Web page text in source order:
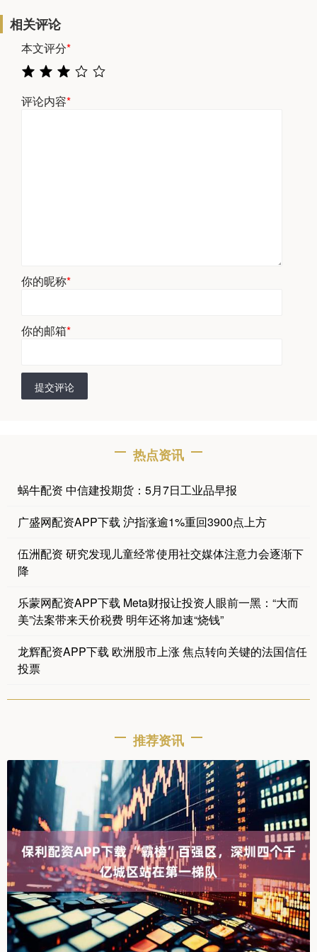
相关评论
本文评分*
评论内容*
你的昵称*
你的邮箱*
提交评论
热点资讯
蜗牛配资 中信建投期货：5月7日工业品早报
广盛网配资APP下载 沪指涨逾1%重回3900点上方
伍洲配资 研究发现儿童经常使用社交媒体注意力会逐渐下
降
乐蒙网配资APP下载 Meta财报让投资人眼前一黑：“大而
美”法案带来天价税费 明年还将加速“烧钱”
龙辉配资APP下载 欧洲股市上涨 焦点转向关键的法国信任
投票
推荐资讯